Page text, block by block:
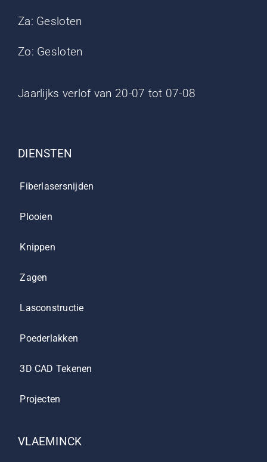
Za: Gesloten
Zo: Gesloten
Jaarlijks verlof van 20-07 tot 07-08
DIENSTEN
Fiberlasersnijden
Plooien
Knippen
Zagen
Lasconstructie
Poederlakken
3D CAD Tekenen
Projecten
VLAEMINCK